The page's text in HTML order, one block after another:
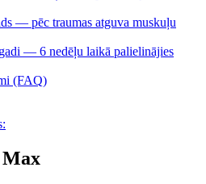
— pēc traumas atguva muskuļu
— 6 nedēļu laikā palielinājies
(FAQ)